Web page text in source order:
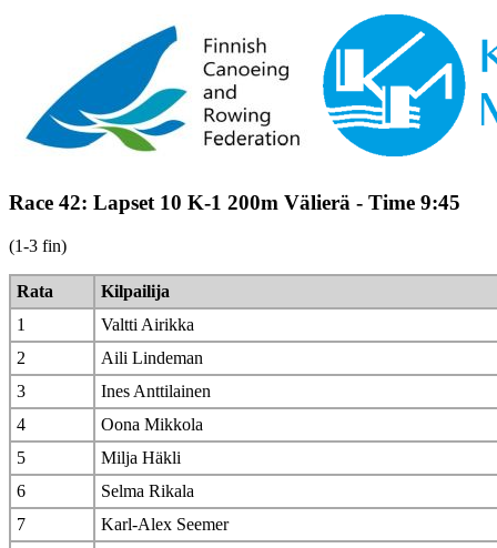
Race 42: Lapset 10 K-1 200m Välierä - Time 9:45
(1-3 fin)
Rata
Kilpailija
1
Valtti Airikka
2
Aili Lindeman
3
Ines Anttilainen
4
Oona Mikkola
5
Milja Häkli
6
Selma Rikala
7
Karl-Alex Seemer